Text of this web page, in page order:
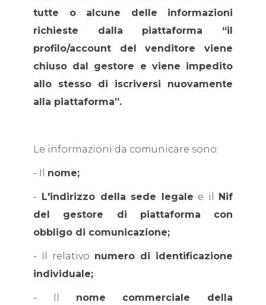
tutte o alcune delle informazioni
richieste dalla piattaforma “il
profilo/account del venditore viene
chiuso dal gestore e viene impedito
allo stesso di iscriversi nuovamente
alla piattaforma”.
Le informazioni da comunicare sono:
- Il nome;
- L'indirizzo della sede legale e il Nif
del gestore di piattaforma con
obbligo di comunicazione;
- Il relativo numero di identificazione
individuale;
- Il nome commerciale della